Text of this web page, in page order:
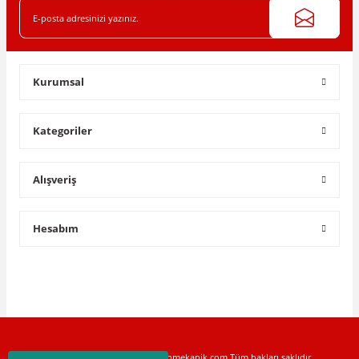
Gönder
Kurumsal
Kategoriler
Alışveriş
Hesabım